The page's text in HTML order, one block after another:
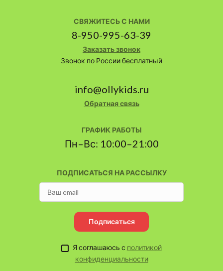
ПОДПИСАТЬСЯ НА РАССЫЛКУ
Подписаться
Я соглашаюсь с политикой
конфиденциальности
СВЯЖИТЕСЬ С НАМИ
8-950-995-63-39
Заказать звонок
Звонок по России бесплатный
info@ollykids.ru
Обратная связь
ГРАФИК РАБОТЫ
Пн–Вс: 10:00–21:00